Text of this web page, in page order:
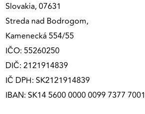
Slovakia, 07631
Streda nad Bodrogom,
Kamenecká 554/55
IČO: 55260250
DIČ: 2121914839
IČ DPH: SK2121914839
IBAN: SK14 5600 0000 0099 7377 7001